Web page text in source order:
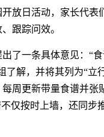
放日活动，家长代表
跟踪问效。
了一条具体意见：“
解，并将其列为“立
周更新带量食谱并
仅按时上墙，还同步